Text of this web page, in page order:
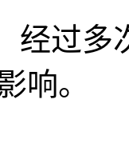
经过多
响。